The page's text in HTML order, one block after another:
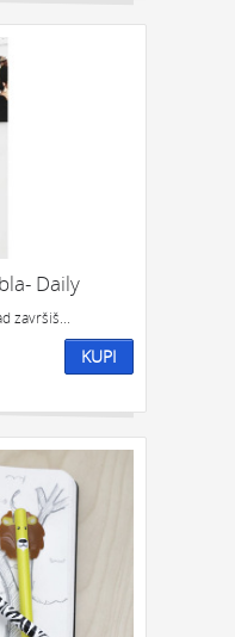
Daily
završiš...
KUPI